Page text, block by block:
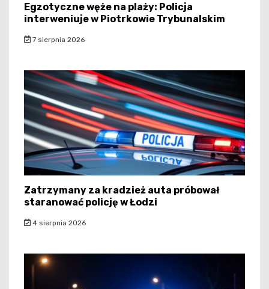
Egzotyczne węże na plaży: Policja
interweniuje w Piotrkowie Trybunalskim
7 sierpnia 2026
Zatrzymany za kradzież auta próbował
staranować policję w Łodzi
4 sierpnia 2026